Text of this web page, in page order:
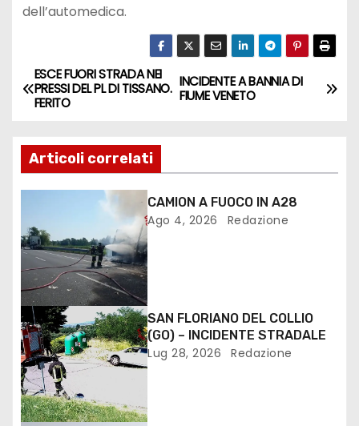
dell’automedica.
INCIDENTE A BANNIA DI
FIUME VENETO
ESCE FUORI STRADA NEI
PRESSI DEL PL DI TISSANO.
FERITO
Articoli correlati
CAMION A FUOCO IN A28
Ago 4, 2026 Redazione
SAN FLORIANO DEL COLLIO
(GO) – INCIDENTE STRADALE
Lug 28, 2026 Redazione